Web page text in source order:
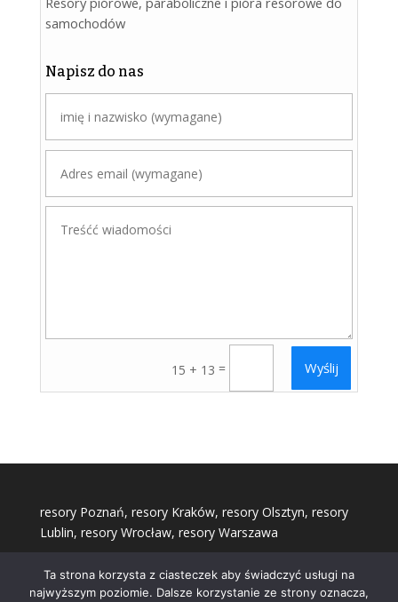
samochodów
Napisz do nas
15 + 13 = Wyślij
resory Poznań, resory Kraków, resory Olsztyn, resory
Lublin, resory Wrocław, resory Warszawa
Ta strona korzysta z ciasteczek aby świadczyć usługi na
najwyższym poziomie. Dalsze korzystanie ze strony oznacza,